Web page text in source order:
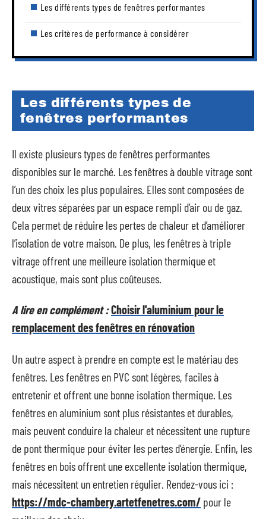
Les différents types de fenêtres performantes
Les critères de performance à considérer
Les différents types de
fenêtres performantes
Il existe plusieurs types de fenêtres performantes
disponibles sur le marché. Les fenêtres à double vitrage sont
l’un des choix les plus populaires. Elles sont composées de
deux vitres séparées par un espace rempli d’air ou de gaz.
Cela permet de réduire les pertes de chaleur et d’améliorer
l’isolation de votre maison. De plus, les fenêtres à triple
vitrage offrent une meilleure isolation thermique et
acoustique, mais sont plus coûteuses.
A lire en complément :Choisir l'aluminium pour le
remplacement des fenêtres en rénovation
Un autre aspect à prendre en compte est le matériau des
fenêtres. Les fenêtres en PVC sont légères, faciles à
entretenir et offrent une bonne isolation thermique. Les
fenêtres en aluminium sont plus résistantes et durables,
mais peuvent conduire la chaleur et nécessitent une rupture
de pont thermique pour éviter les pertes d’énergie. Enfin, les
fenêtres en bois offrent une excellente isolation thermique,
mais nécessitent un entretien régulier. Rendez-vous ici :
https://mdc-chambery.artetfenetres.com/ pour le